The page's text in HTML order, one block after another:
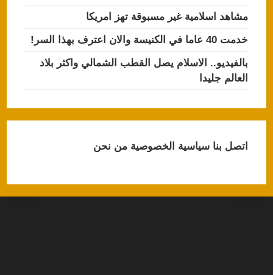
مشاهد اسلامية غير مسبوقة تهز امريكا
خدمت 40 عاما في الكنيسة والان اعترف بهذا السر!
بالفيديو.. الاسلام يصل القطب الشمالي واكثر بلاد
العالم جليدا
اتصل بناسياسية الخصوصيةمن نحن